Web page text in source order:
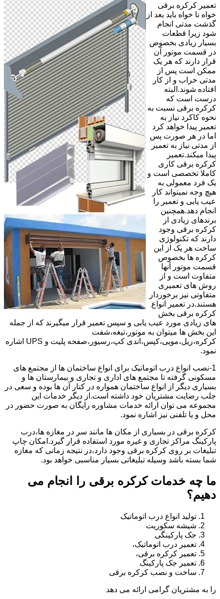
تعمیر کرکره برقی
خواه نا خواه باید بعد از
گذشت مدتی انجام
شود زیرا قطعات
بسیار زیادی بخصوص
در قسمت موتور آن
قرار دارند که هر یک
ممکن است پس از
مدتی خراب و از کار
افتاده شوند.البته
درست است که
کرکره برقی نسبت به
نحوه کاکرد نیاز به
تعمیر پیدا خواهد کرد
اما در هر صورت پس
از مدتی نیاز به تعمیر
پیدا میکند.تعمیر
کرکره برقی کاری
کاملا تخصصی است و
یک فرد معمولی به
هیچ وجه نمیتواند کار
عیب یابی و تعمیر را
انجام دهد.همچنین
برندهای زیادی از
کرکره برقی وجود
دارند که تکنولوژی
ساخت هر یک از این
کرکره ها بخصوص
قسمت موتور آنها
متفاوت است و از
روش های تعمیری
متفاوتی نیز برخوردار
هستند.در تعمیر انواع
کرکره برقی بخش
های زیادی مورد عیب یابی و سپس تعمیر قرار میگیرند که از جمله
این بخش ها میتوان به موتور،تیغه،شفت
کرکره،ریل،مویی،کپس،اندی کپ،رسیور،صفحه پلیت و UPS اشاره
نمود.
1-نصب انواع درب اتوماتیک برای انواع ساختمان ها از مجتمع های
مسکونی گرفته تا مجتمع های اداری و تجاری و بیمارستان ها و
بسیاری دیگر از انواع ساختمان همواره در کنار آن ها بوده و سعی در
جلب رضایت مشتریان خود داشته است.از دیگر خدمات این
مجموعه می توان ارائه خدمات مشاوره رایگان به صورت حضور در
محل و یا تلفنی نیز اشاره نمود.
کرکره برقی در بسیاری از مکان ها مانند سر در مغازه ها،درب
پارکینگ مراکز تجاری و غیره مورد استفاده قرار گیرد.امکان چاپ
تبلیغات بر روی کرکره برقی وجود دارد،در نتیجه زمانی که مغازه
شما بسته باشد وسیله تبلیغاتی بسیار مناسبی خواهد بود.
ما چه خدمات کرکره برقی را انجام می
دهیم؟
تولید انواع درب اتوماتیک
شیشه سکوریت
جک پارکینگی
تعمیر درب اتوماتیک،
تعمیر کرکره برقی،
تعمیر جک پارکینگ
ساخت و نصب کرکره برقی
را به مشتریان گرامی ارائه می دهد